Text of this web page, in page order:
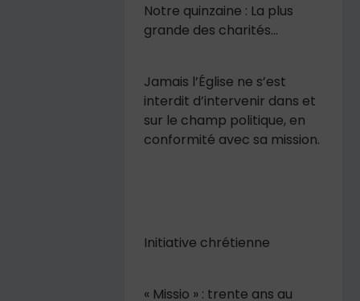
Notre quinzaine : La plus
grande des charités…
Jamais l’Église ne s’est
interdit d’intervenir dans et
sur le champ politique, en
conformité avec sa mission.
Initiative chrétienne
« Missio » : trente ans au